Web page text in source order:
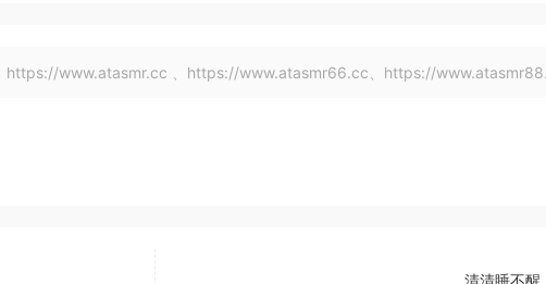
https://www.atasmr.cc 、https://www.atasmr66.cc、https://
清清睡不醒